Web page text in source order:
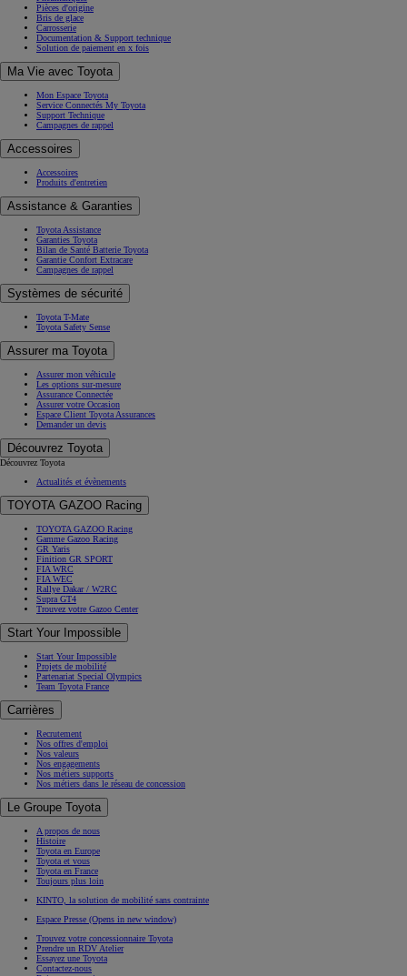
Pièces d'origine
Bris de glace
Carrosserie
Documentation & Support technique
Solution de paiement en x fois
Ma Vie avec Toyota
Mon Espace Toyota
Service Connectés My Toyota
Support Technique
Campagnes de rappel
Accessoires
Accessoires
Produits d'entretien
Assistance & Garanties
Toyota Assistance
Garanties Toyota
Bilan de Santé Batterie Toyota
Garantie Confort Extracare
Campagnes de rappel
Systèmes de sécurité
Toyota T-Mate
Toyota Safety Sense
Assurer ma Toyota
Assurer mon véhicule
Les options sur-mesure
Assurance Connectée
Assurer votre Occasion
Espace Client Toyota Assurances
Demander un devis
Découvrez Toyota
Découvrez Toyota
Actualités et évènements
TOYOTA GAZOO Racing
TOYOTA GAZOO Racing
Gamme Gazoo Racing
GR Yaris
Finition GR SPORT
FIA WRC
FIA WEC
Rallye Dakar / W2RC
Supra GT4
Trouvez votre Gazoo Center
Start Your Impossible
Start Your Impossible
Projets de mobilité
Partenariat Special Olympics
Team Toyota France
Carrières
Recrutement
Nos offres d'emploi
Nos valeurs
Nos engagements
Nos métiers supports
Nos métiers dans le réseau de concession
Le Groupe Toyota
A propos de nous
Histoire
Toyota en Europe
Toyota et vous
Toyota en France
Toujours plus loin
KINTO, la solution de mobilité sans contrainte
Espace Presse (Opens in new window)
Trouvez votre concessionnaire Toyota
Prendre un RDV Atelier
Essayez une Toyota
Contactez-nous